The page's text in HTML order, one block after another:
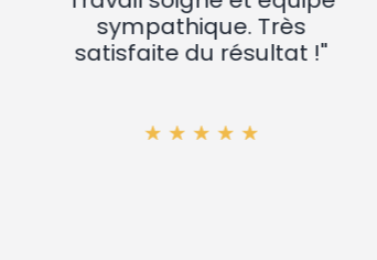
sympathique. Très
satisfaite du résultat !"